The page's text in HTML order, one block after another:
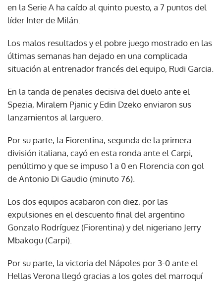
en la Serie A ha caído al quinto puesto, a 7 puntos del
líder Inter de Milán.
Los malos resultados y el pobre juego mostrado en las
últimas semanas han dejado en una complicada
situación al entrenador francés del equipo, Rudi Garcia.
En la tanda de penales decisiva del duelo ante el
Spezia, Miralem Pjanic y Edin Dzeko enviaron sus
lanzamientos al larguero.
Por su parte, la Fiorentina, segunda de la primera
división italiana, cayó en esta ronda ante el Carpi,
penúltimo y que se impuso 1 a 0 en Florencia con gol
de Antonio Di Gaudio (minuto 76).
Los dos equipos acabaron con diez, por las
expulsiones en el descuento final del argentino
Gonzalo Rodríguez (Fiorentina) y del nigeriano Jerry
Mbakogu (Carpi).
Por su parte, la victoria del Nápoles por 3-0 ante el
Hellas Verona llegó gracias a los goles del marroquí